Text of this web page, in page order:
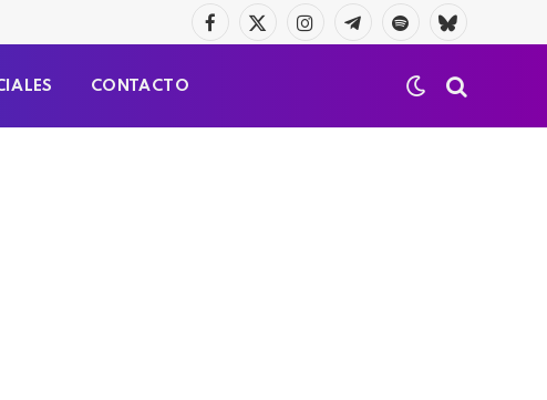
Facebook
X
InstagramTelegramaSpotifyBluesky
CONTACTO